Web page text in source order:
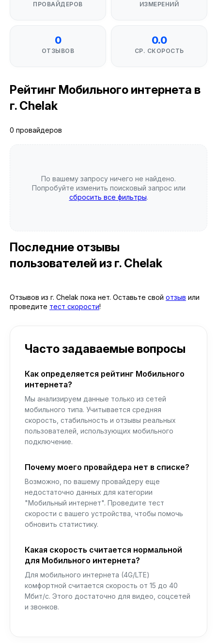
ПРОВАЙДЕРОВ ИЗМЕРЕНИЙ
0
ОТЗЫВОВ
0.0
СР. СКОРОСТЬ
Рейтинг Мобильного интернета в
г. Chelak
0 провайдеров
По вашему запросу ничего не найдено.
Попробуйте изменить поисковый запрос или
сбросить все фильтры.
Последние отзывы
пользователей из г. Chelak
Отзывов из г. Chelak пока нет. Оставьте свой отзыв или
проведите тест скорости!
Часто задаваемые вопросы
Как определяется рейтинг Мобильного
интернета?
Мы анализируем данные только из сетей
мобильного типа. Учитывается средняя
скорость, стабильность и отзывы реальных
пользователей, использующих мобильного
подключение.
Почему моего провайдера нет в списке?
Возможно, по вашему провайдеру еще
недостаточно данных для категории
"Мобильный интернет". Проведите тест
скорости с вашего устройства, чтобы помочь
обновить статистику.
Какая скорость считается нормальной
для Мобильного интернета?
Для мобильного интернета (4G/LTE)
комфортной считается скорость от 15 до 40
Мбит/с. Этого достаточно для видео, соцсетей
и звонков.